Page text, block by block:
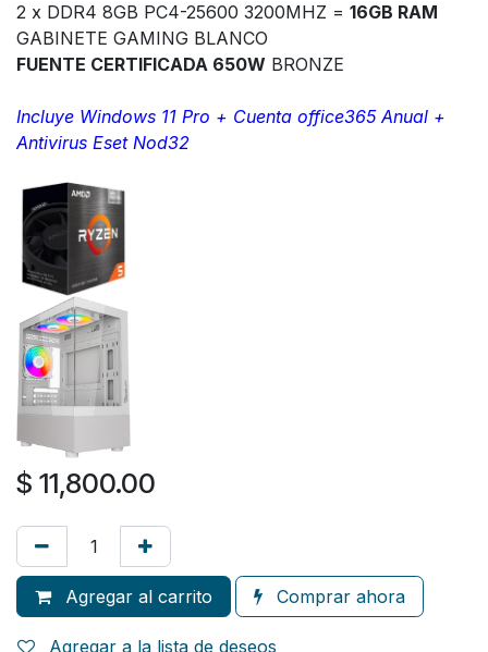
2 x DDR4 8GB PC4-25600 3200MHZ = 16GB RAM
GABINETE GAMING BLANCO
FUENTE CERTIFICADA 650W BRONZE
Incluye Windows 11 Pro + Cuenta office365 Anual +
Antivirus Eset Nod32
$ 11,800.00
Agregar al carrito Comprar ahora
Agregar a la lista de deseos